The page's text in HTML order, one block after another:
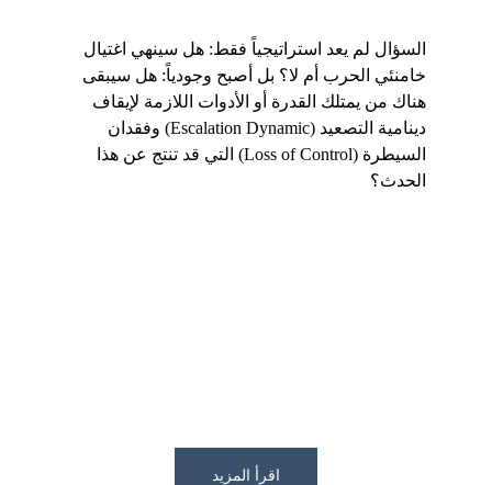
اقرأ المزيد
السؤال لم يعد استراتيجياً فقط: هل سينهي اغتيال
خامنئي الحرب أم لا؟ بل أصبح وجودياً: هل سيبقى
هناك من يمتلك القدرة أو الأدوات اللازمة لإيقاف
دينامية التصعيد (Escalation Dynamic) وفقدان
السيطرة (Loss of Control) التي قد تنتج عن هذا
الحدث؟